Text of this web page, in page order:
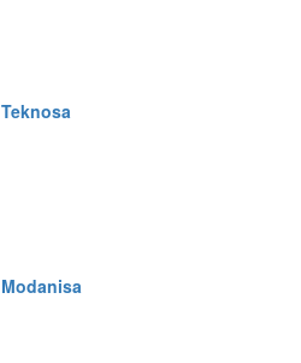
Teknosa
Modanisa